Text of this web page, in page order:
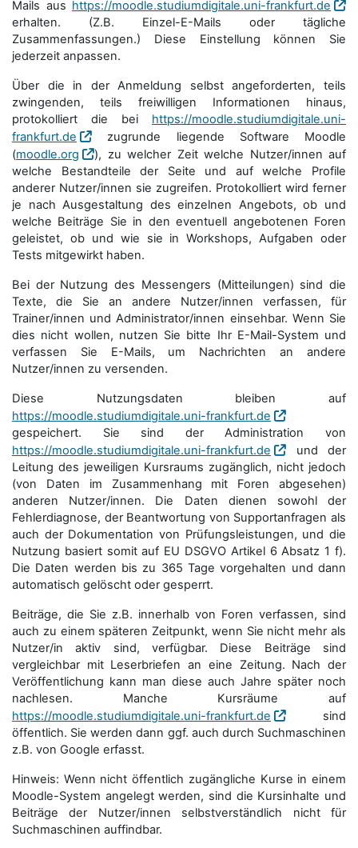
Mails aus https://moodle.studiumdigitale.uni-frankfurt.de
erhalten. (Z.B. Einzel-E-Mails oder tägliche
Zusammenfassungen.) Diese Einstellung können Sie
jederzeit anpassen.
Über die in der Anmeldung selbst angeforderten, teils
zwingenden, teils freiwilligen Informationen hinaus,
protokolliert die bei https://moodle.studiumdigitale.uni-
frankfurt.de
zugrunde liegende Software Moodle
(moodle.org
), zu welcher Zeit welche Nutzer/innen auf
welche Bestandteile der Seite und auf welche Profile
anderer Nutzer/innen sie zugreifen. Protokolliert wird ferner
je nach Ausgestaltung des einzelnen Angebots, ob und
welche Beiträge Sie in den eventuell angebotenen Foren
geleistet, ob und wie sie in Workshops, Aufgaben oder
Tests mitgewirkt haben.
Bei der Nutzung des Messengers (Mitteilungen) sind die
Texte, die Sie an andere Nutzer/innen verfassen, für
Trainer/innen und Administrator/innen einsehbar. Wenn Sie
dies nicht wollen, nutzen Sie bitte Ihr E-Mail-System und
verfassen Sie E-Mails, um Nachrichten an andere
Nutzer/innen zu versenden.
Diese Nutzungsdaten bleiben auf
https://moodle.studiumdigitale.uni-frankfurt.de
gespeichert. Sie sind der Administration von
https://moodle.studiumdigitale.uni-frankfurt.de
und der
Leitung des jeweiligen Kursraums zugänglich, nicht jedoch
(von Daten im Zusammenhang mit Foren abgesehen)
anderen Nutzer/innen. Die Daten dienen sowohl der
Fehlerdiagnose, der Beantwortung von Supportanfragen als
auch der Dokumentation von Prüfungsleistungen, und die
Nutzung basiert somit auf EU DSGVO Artikel 6 Absatz 1 f).
Die Daten werden bis zu 365 Tage vorgehalten und dann
automatisch gelöscht oder gesperrt.
Beiträge, die Sie z.B. innerhalb von Foren verfassen, sind
auch zu einem späteren Zeitpunkt, wenn Sie nicht mehr als
Nutzer/in aktiv sind, verfügbar. Diese Beiträge sind
vergleichbar mit Leserbriefen an eine Zeitung. Nach der
Veröffentlichung kann man diese auch Jahre später noch
nachlesen. Manche Kursräume auf
https://moodle.studiumdigitale.uni-frankfurt.de
sind
öffentlich. Sie werden dann ggf. auch durch Suchmaschinen
z.B. von Google erfasst.
Hinweis: Wenn nicht öffentlich zugängliche Kurse in einem
Moodle-System angelegt werden, sind die Kursinhalte und
Beiträge der Nutzer/innen selbstverständlich nicht für
Suchmaschi­nen auffindbar.